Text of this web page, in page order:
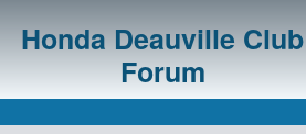
Honda Deauville Club
Forum